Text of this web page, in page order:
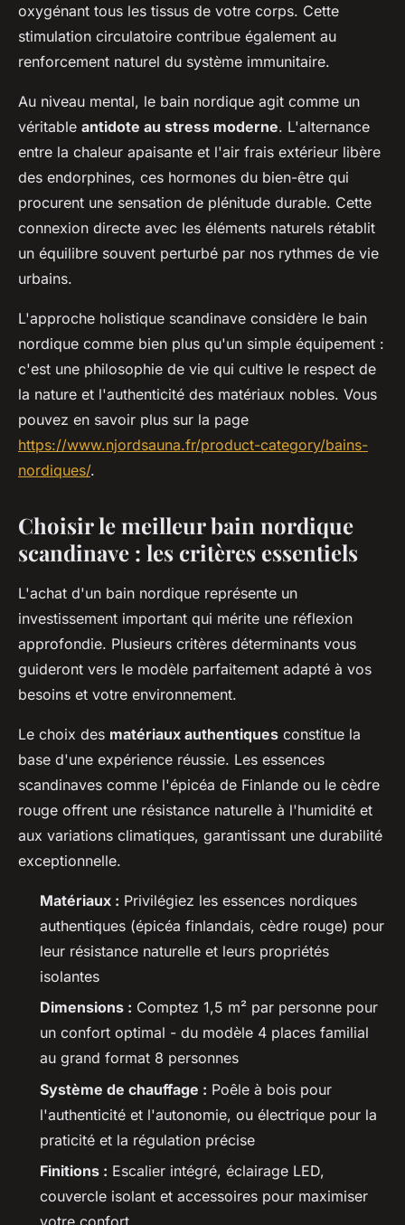
oxygénant tous les tissus de votre corps. Cette
stimulation circulatoire contribue également au
renforcement naturel du système immunitaire.
Au niveau mental, le bain nordique agit comme un
véritable antidote au stress moderne. L'alternance
entre la chaleur apaisante et l'air frais extérieur libère
des endorphines, ces hormones du bien-être qui
procurent une sensation de plénitude durable. Cette
connexion directe avec les éléments naturels rétablit
un équilibre souvent perturbé par nos rythmes de vie
urbains.
L'approche holistique scandinave considère le bain
nordique comme bien plus qu'un simple équipement :
c'est une philosophie de vie qui cultive le respect de
la nature et l'authenticité des matériaux nobles. Vous
pouvez en savoir plus sur la page
https://www.njordsauna.fr/product-category/bains-
nordiques/.
Choisir le meilleur bain nordique
scandinave : les critères essentiels
L'achat d'un bain nordique représente un
investissement important qui mérite une réflexion
approfondie. Plusieurs critères déterminants vous
guideront vers le modèle parfaitement adapté à vos
besoins et votre environnement.
Le choix des matériaux authentiques constitue la
base d'une expérience réussie. Les essences
scandinaves comme l'épicéa de Finlande ou le cèdre
rouge offrent une résistance naturelle à l'humidité et
aux variations climatiques, garantissant une durabilité
exceptionnelle.
Matériaux : Privilégiez les essences nordiques
authentiques (épicéa finlandais, cèdre rouge) pour
leur résistance naturelle et leurs propriétés
isolantes
Dimensions : Comptez 1,5 m² par personne pour
un confort optimal - du modèle 4 places familial
au grand format 8 personnes
Système de chauffage : Poêle à bois pour
l'authenticité et l'autonomie, ou électrique pour la
praticité et la régulation précise
Finitions : Escalier intégré, éclairage LED,
couvercle isolant et accessoires pour maximiser